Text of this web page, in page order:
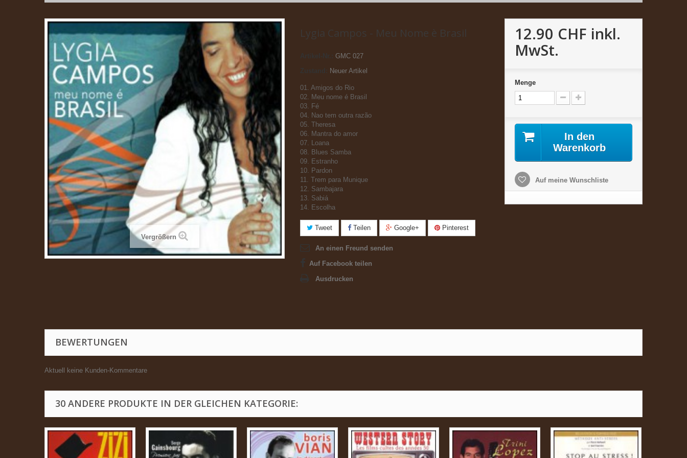
Vergrößern
Lygia Campos - Meu Nome è Brasil
Artikel-Nr.:
GMC 027
Zustand:
Neuer Artikel
01. Amigos do Rio
02. Meu nome é Brasil
03. Fé
04. Nao tem outra razão
05. Theresa
06. Mantra do amor
07. Loana
08. Blues Samba
09. Estranho
10. Pardon
11. Trem para Munique
12. Sambajara
13. Sabiá
14. Escolha
Tweet Teilen Google+ Pinterest
An einen Freund senden
Auf Facebook teilen
Ausdrucken
12.90 CHF inkl.
MwSt.
Menge
In den
Warenkorb
Auf meine Wunschliste
BEWERTUNGEN
Aktuell keine Kunden-Kommentare
30 ANDERE PRODUKTE IN DER GLEICHEN KATEGORIE: